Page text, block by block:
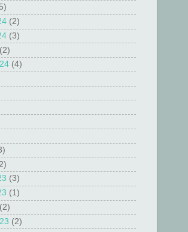
(2)
(3)
(2)
(4)
(3)
(1)
(2)
(2)